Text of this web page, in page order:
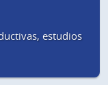
estudios